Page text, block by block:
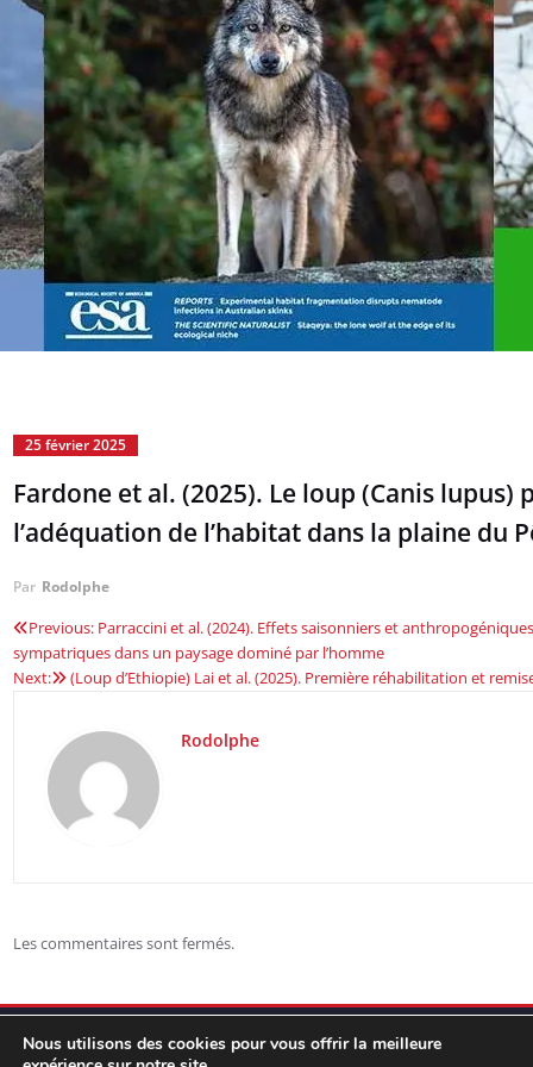
25 février 2025
Fardone et al. (2025). Le loup (Canis
l’adéquation de l’habitat dans la plaine du
Par Rodolphe
Navigation
de
l’article
Previous: Parraccini et al. (2024). Effets saisonniers et
sympatriques dans un paysage dominé par l’homme
Next:
(Loup d’Ethiopie) Lai et al. (2025). Première réhabilitation et
Rodolphe
Les commentaires sont fermés.
Nous utilisons des cookies pour vous offrir la meilleure